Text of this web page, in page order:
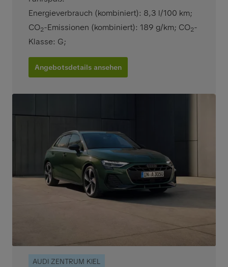
Energieverbrauch (kombiniert): 8,3 l/100 km;
CO2-Emissionen (kombiniert): 189 g/km; CO2-
Klasse: G;
Angebotsdetails ansehen
AUDI ZENTRUM KIEL